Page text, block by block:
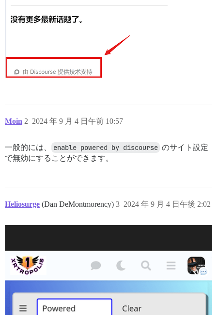
Moin 2024 年 9 月 4 日午前 10:57
2
一般的には、 enable powered by discourse のサイト設定
で無効にすることができます。
Heliosurge (Dan DeMontmorency) 2024 年 9 月 4 日午後 2:02
3